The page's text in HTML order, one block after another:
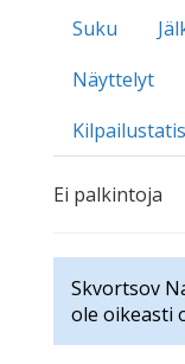
Suku
Näyttelyt
Ei palkintoja
Skvortsov
ole oikeasti